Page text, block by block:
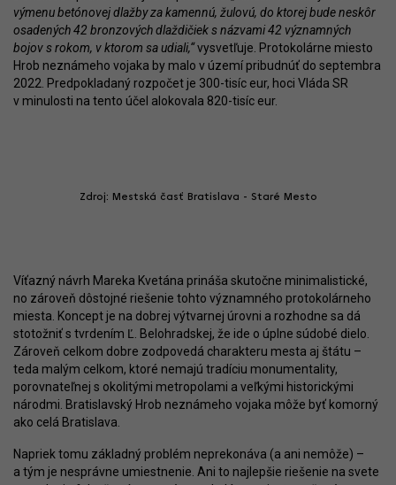
výmenu betónovej dlažby za kamennú, žulovú, do ktorej bude neskôr
osadených 42 bronzových dlaždičiek s názvami 42 významných
bojov s rokom, v ktorom sa udiali,“vysvetľuje. Protokolárne miesto
Hrob neznámeho vojaka by malo v území pribudnúť do septembra
2022. Predpokladaný rozpočet je 300-tisíc eur, hoci Vláda SR
v minulosti na tento účel alokovala 820-tisíc eur.
Zdroj: Mestská časť Bratislava - Staré Mesto
Víťazný návrh Mareka Kvetána prináša skutočne minimalistické,
no zároveň dôstojné riešenie tohto významného protokolárneho
miesta. Koncept je na dobrej výtvarnej úrovni a rozhodne sa dá
stotožniť s tvrdením Ľ. Belohradskej, že ide o úplne súdobé dielo.
Zároveň celkom dobre zodpovedá charakteru mesta aj štátu –
teda malým celkom, ktoré nemajú tradíciu monumentality,
porovnateľnej s okolitými metropolami a veľkými historickými
národmi. Bratislavský Hrob neznámeho vojaka môže byť komorný
ako celá Bratislava.
Napriek tomu základný problém neprekonáva (a ani nemôže) –
a tým je nesprávne umiestnenie. Ani to najlepšie riešenie na svete